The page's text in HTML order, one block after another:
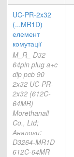
UC-PR-2x32
(...MR1D)
елемент
комутації
M_R_ D32-
64pin plug a+c
dip pcb 90
2x32 UC-PR-
2x32 (612C-
64MR)
Morethanall
Co., Ltd;
Аналоги:
D3264-MR1D
612C-64MR